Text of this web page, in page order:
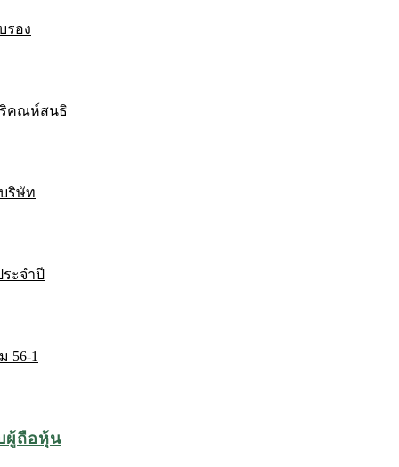
รอง
คณห์สนธิ
ริษัท
ะจำปี
56-1
ผู้ถือหุ้น